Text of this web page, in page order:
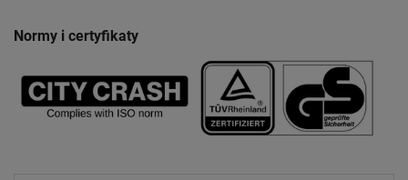
Normy i certyfikaty